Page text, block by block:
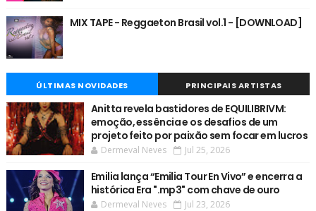
MIX TAPE - Reggaeton Brasil vol.1 - [DOWNLOAD]
ÚLTIMAS NOVIDADES PRINCIPAIS ARTISTAS
Anitta revela bastidores de EQUILIBRIVM:
emoção, essência e os desafios de um
projeto feito por paixão sem focar em lucros
Dermeval Neves Jul 25, 2026
Emilia lança “Emilia Tour En Vivo” e encerra a
histórica Era ".mp3" com chave de ouro
Dermeval Neves Jul 23, 2026